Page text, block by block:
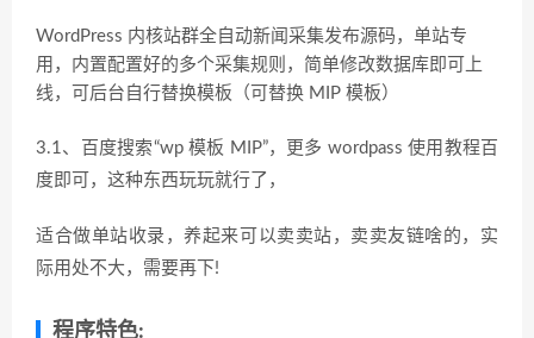
WordPress 内核站群全自动新闻采集发布源码，单站专
用，内置配置好的多个采集规则，简单修改数据库即可上
线，可后台自行替换模板（可替换 MIP 模板）
3.1、百度搜索“wp 模板 MIP”，更多 wordpass 使用教程百
度即可，这种东西玩玩就行了，
适合做单站收录，养起来可以卖卖站，卖卖友链啥的，实
际用处不大，需要再下!
程序特色: